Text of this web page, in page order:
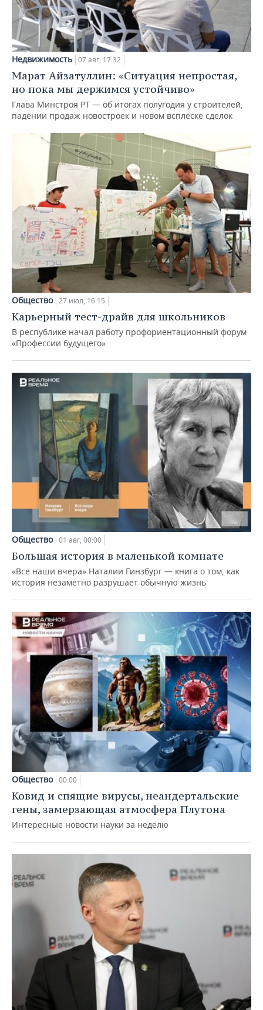
Недвижимость 07 авг, 17:32
Марат Айзатуллин: «Ситуация непростая,
но пока мы держимся устойчиво»
Глава Минстроя РТ — об итогах полугодия у строителей,
падении продаж новостроек и новом всплеске сделок
Общество 27 июл, 16:15
Карьерный тест-драйв для школьников
В республике начал работу профориентационный форум
«Профессии будущего»
Общество 01 авг, 00:00
Большая история в маленькой комнате
«Все наши вчера» Наталии Гинзбург — книга о том, как
история незаметно разрушает обычную жизнь
Общество 00:00
Ковид и спящие вирусы, неандертальские
гены, замерзающая атмосфера Плутона
Интересные новости науки за неделю